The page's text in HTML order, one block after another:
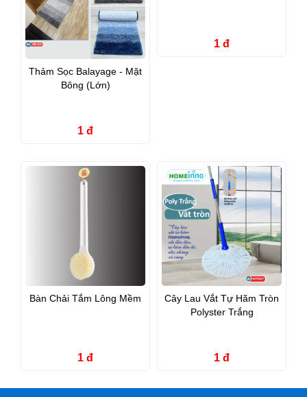
Thảm Sọc Balayage - Mặt
Bông (Lớn)
1 đ
1 đ
Bàn Chải Tắm Lông Mềm
1 đ
Cây Lau Vắt Tự Hãm Tròn
Polyster Trắng
1 đ